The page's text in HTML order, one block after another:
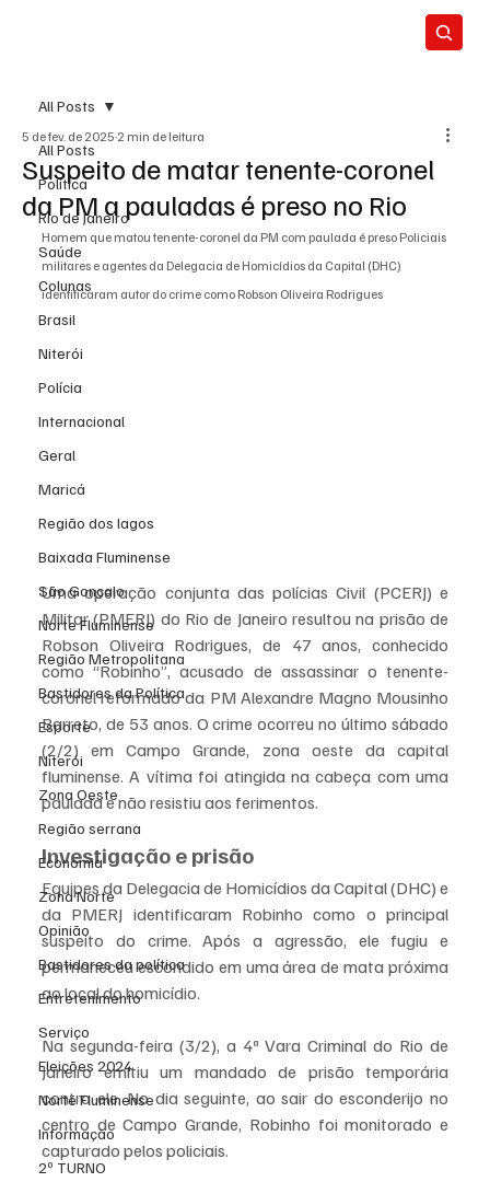
All Posts
Política
Rio de Janeiro
Saúde
Colunas
Brasil
Niterói
Polícia
Internacional
Geral
Maricá
Região dos lagos
Baixada Fluminense
São Gonçalo
Norte Fluminense
Região Metropolitana
Bastidores da Política
Esporte
Niterói
Zona Oeste
Região serrana
Economia
Zona Norte
Opinião
Bastidores da política
Entretenimento
Serviço
Eleições 2024
Norte Fluminense
Informação
2º TURNO
All Posts
Suspeito de matar tenente-coronel
da PM a pauladas é preso no Rio
5 de fev. de 2025 2 min de leitura
Homem que matou tenente-coronel da PM com paulada é preso Policiais
militares e agentes da Delegacia de Homicídios da Capital (DHC)
identificaram autor do crime como Robson Oliveira Rodrigues
Uma operação conjunta das polícias Civil (PCERJ) e
Militar (PMERJ) do Rio de Janeiro resultou na prisão de
Robson Oliveira Rodrigues, de 47 anos, conhecido
como “Robinho”, acusado de assassinar o tenente-
coronel reformado da PM Alexandre Magno Mousinho
Barreto, de 53 anos. O crime ocorreu no último sábado
(2/2) em Campo Grande, zona oeste da capital
fluminense. A vítima foi atingida na cabeça com uma
paulada e não resistiu aos ferimentos.
Investigação e prisão
Equipes da Delegacia de Homicídios da Capital (DHC) e
da PMERJ identificaram Robinho como o principal
suspeito do crime. Após a agressão, ele fugiu e
permaneceu escondido em uma área de mata próxima
ao local do homicídio.
Na segunda-feira (3/2), a 4ª Vara Criminal do Rio de
Janeiro emitiu um mandado de prisão temporária
contra ele. No dia seguinte, ao sair do esconderijo no
centro de Campo Grande, Robinho foi monitorado e
capturado pelos policiais.